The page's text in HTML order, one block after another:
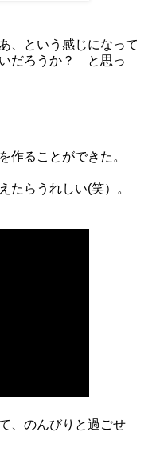
、という感じになって
だろうか？ と思っ
作ることができた。
たらうれしい(笑）。
、のんびりと過ごせ